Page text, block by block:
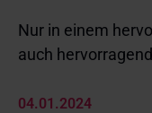
Nur in einem
auch
04.01.2024